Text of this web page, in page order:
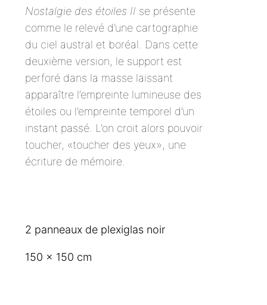
Nostalgie des étoiles II se présente
comme le relevé d’une cartographie
du ciel austral et boréal. Dans cette
deuxième version, le support est
perforé dans la masse laissant
apparaître l’empreinte lumineuse des
étoiles ou l’empreinte temporel d’un
instant passé. L’on croit alors pouvoir
toucher, «toucher des yeux», une
écriture de mémoire.
2 panneaux de plexiglas noir
150 x 150 cm